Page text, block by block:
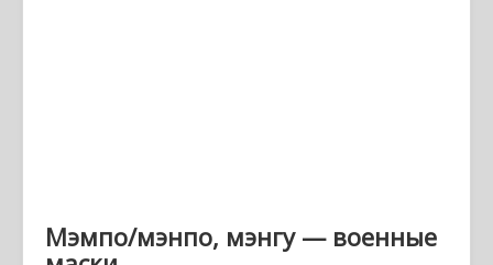
Мэмпо/мэнпо, мэнгу — военные